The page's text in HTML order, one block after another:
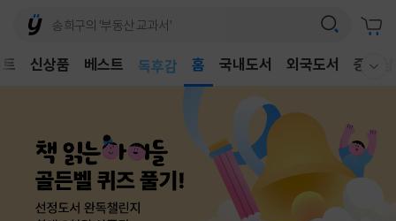
신상품 베스트
독후감
홈 국내도서 외국도서 중고샵